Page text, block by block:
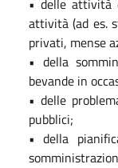
attività (ad es.
privati, mense
• della
bevande in
• delle
pubblici;
• della